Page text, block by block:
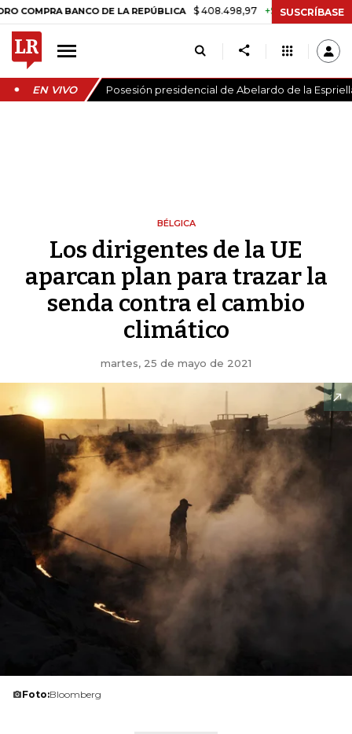
BANCO DE LA REPÚBLICA $ 408.498,97 +$ 8.753,81 +2,19%
SUSCRÍBASE
EN VIVO Posesión presidencial de Abelardo de la
BÉLGICA
Los dirigentes de la UE
aparcan plan para trazar la
senda contra el cambio
climático
martes, 25 de mayo de 2021
Foto:Bloomberg